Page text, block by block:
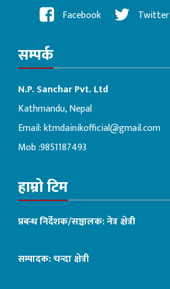
Facebook Twitter
सम्पर्क
N.P. Sanchar Pvt. Ltd
Kathmandu, Nepal
Email:ktmdainikofficial@gmail.com
Mob :9851187493
हाम्रो टिम
प्रबन्ध निर्देशक/सञ्चालक: नेत्र क्षेत्री
सम्पादक: चन्दा क्षेत्री